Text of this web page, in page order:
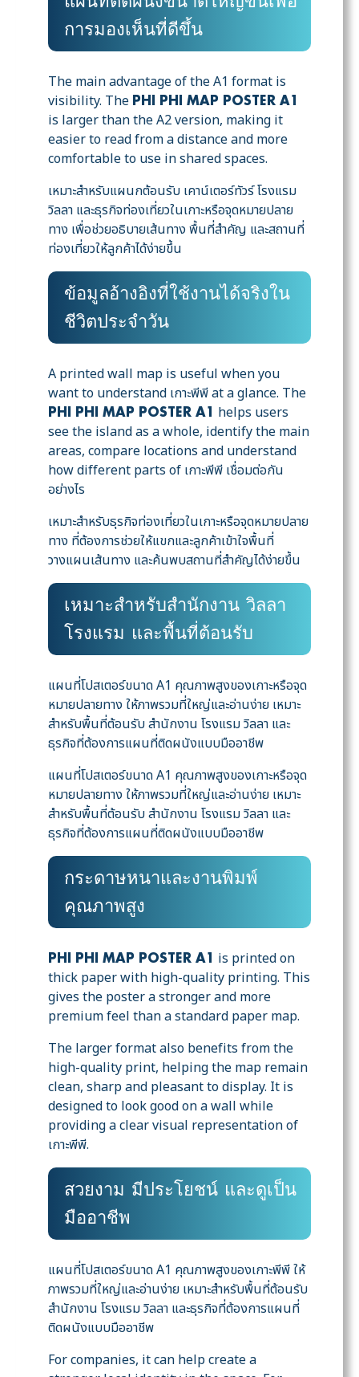
การมองเห็นที่ดีขึ้น
The main advantage of the A1 format is
visibility. The PHI PHI MAP POSTER A1
is larger than the A2 version, making it
easier to read from a distance and more
comfortable to use in shared spaces.
เหมาะสำหรับแผนกต้อนรับ เคาน์เตอร์ทัวร์ โรงแรม
วิลลา และธุรกิจท่องเที่ยวในเกาะหรือจุดหมายปลาย
ทาง เพื่อช่วยอธิบายเส้นทาง พื้นที่สำคัญ และสถานที่
ท่องเที่ยวให้ลูกค้าได้ง่ายขึ้น
ข้อมูลอ้างอิงที่ใช้งานได้จริงใน
ชีวิตประจำวัน
A printed wall map is useful when you
want to understand เกาะพีพี at a glance. The
PHI PHI MAP POSTER A1
helps users
see the island as a whole, identify the main
areas, compare locations and understand
how different parts of เกาะพีพี เชื่อมต่อกัน
อย่างไร
เหมาะสำหรับธุรกิจท่องเที่ยวในเกาะหรือจุดหมายปลาย
ทาง ที่ต้องการช่วยให้แขกและลูกค้าเข้าใจพื้นที่
วางแผนเส้นทาง และค้นพบสถานที่สำคัญได้ง่ายขึ้น
เหมาะสำหรับสำนักงาน วิลลา
โรงแรม และพื้นที่ต้อนรับ
แผนที่โปสเตอร์ขนาด A1 คุณภาพสูงของเกาะหรือจุด
หมายปลายทาง ให้ภาพรวมที่ใหญ่และอ่านง่าย เหมาะ
สำหรับพื้นที่ต้อนรับ สำนักงาน โรงแรม วิลลา และ
ธุรกิจที่ต้องการแผนที่ติดผนังแบบมืออาชีพ
แผนที่โปสเตอร์ขนาด A1 คุณภาพสูงของเกาะหรือจุด
หมายปลายทาง ให้ภาพรวมที่ใหญ่และอ่านง่าย เหมาะ
สำหรับพื้นที่ต้อนรับ สำนักงาน โรงแรม วิลลา และ
ธุรกิจที่ต้องการแผนที่ติดผนังแบบมืออาชีพ
กระดาษหนาและงานพิมพ์
คุณภาพสูง
PHI PHI MAP POSTER A1
is printed on
thick paper with high-quality printing. This
gives the poster a stronger and more
premium feel than a standard paper map.
The larger format also benefits from the
high-quality print, helping the map remain
clean, sharp and pleasant to display. It is
designed to look good on a wall while
providing a clear visual representation of
เกาะพีพี.
สวยงาม มีประโยชน์ และดูเป็น
มืออาชีพ
แผนที่โปสเตอร์ขนาด A1 คุณภาพสูงของเกาะพีพี ให้
ภาพรวมที่ใหญ่และอ่านง่าย เหมาะสำหรับพื้นที่ต้อนรับ
สำนักงาน โรงแรม วิลลา และธุรกิจที่ต้องการแผนที่
ติดผนังแบบมืออาชีพ
For companies, it can help create a